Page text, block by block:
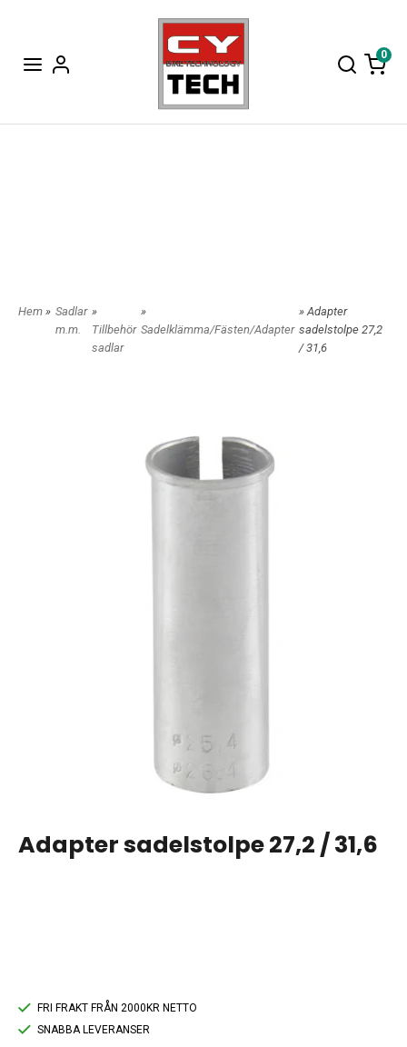
0
Hem » Sadlar
m.m.
»
Tillbehör
sadlar
»
Sadelklämma/Fästen/Adapter
» Adapter
sadelstolpe 27,2
/ 31,6
Adapter sadelstolpe 27,2 / 31,6
FRI FRAKT FRÅN 2000KR NETTO
SNABBA LEVERANSER